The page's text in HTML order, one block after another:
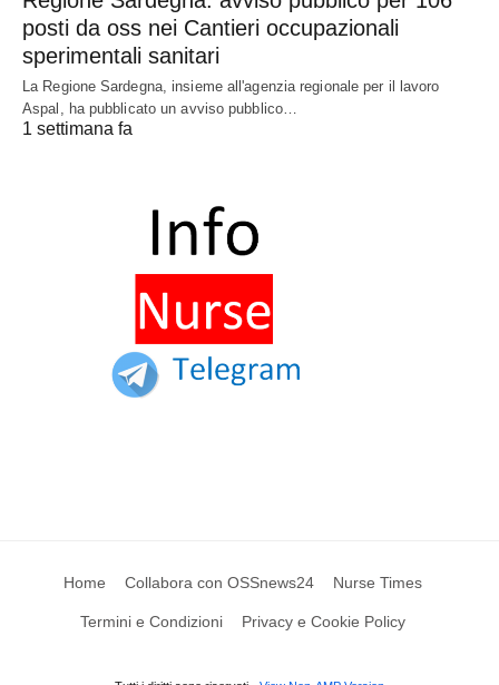
posti da oss nei Cantieri occupazionali
sperimentali sanitari
La Regione Sardegna, insieme all'agenzia regionale per il lavoro
Aspal, ha pubblicato un avviso pubblico…
1 settimana fa
Home Collabora con OSSnews24 Nurse Times
Termini e Condizioni Privacy e Cookie Policy